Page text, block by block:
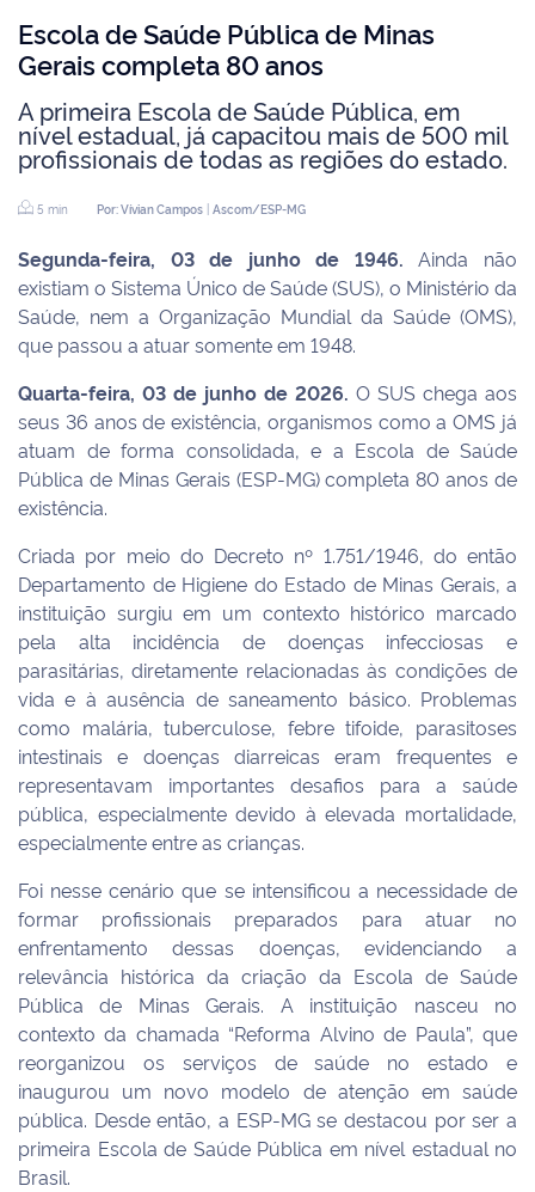
Escola de Saúde Pública de Minas
Gerais completa 80 anos
A primeira Escola de Saúde Pública, em
nível estadual, já capacitou mais de 500 mil
profissionais de todas as regiões do estado.
5 min Por: Vívian Campos| Ascom/ESP-MG
Segunda-feira, 03 de junho de 1946. Ainda não
existiam o Sistema Único de Saúde (SUS), o Ministério da
Saúde, nem a Organização Mundial da Saúde (OMS),
que passou a atuar somente em 1948.
Quarta-feira, 03 de junho de 2026. O SUS chega aos
seus 36 anos de existência, organismos como a OMS já
atuam de forma consolidada, e a Escola de Saúde
Pública de Minas Gerais (ESP-MG) completa 80 anos de
existência.
Criada por meio do Decreto nº 1.751/1946, do então
Departamento de Higiene do Estado de Minas Gerais, a
instituição surgiu em um contexto histórico marcado
pela alta incidência de doenças infecciosas e
parasitárias, diretamente relacionadas às condições de
vida e à ausência de saneamento básico. Problemas
como malária, tuberculose, febre tifoide, parasitoses
intestinais e doenças diarreicas eram frequentes e
representavam importantes desafios para a saúde
pública, especialmente devido à elevada mortalidade,
especialmente entre as crianças.
Foi nesse cenário que se intensificou a necessidade de
formar profissionais preparados para atuar no
enfrentamento dessas doenças, evidenciando a
relevância histórica da criação da Escola de Saúde
Pública de Minas Gerais. A instituição nasceu no
contexto da chamada “Reforma Alvino de Paula”, que
reorganizou os serviços de saúde no estado e
inaugurou um novo modelo de atenção em saúde
pública. Desde então, a ESP-MG se destacou por ser a
primeira Escola de Saúde Pública em nível estadual no
Brasil.